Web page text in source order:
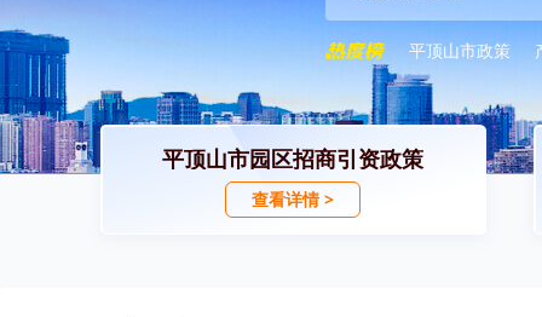
平顶山市政策
平顶山市园区招商引资政策
查看详情 >